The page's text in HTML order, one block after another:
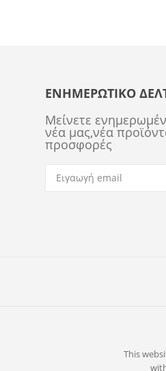
ΕΝΗΜΕΡΩΤΙΚΌ
Μείνετε
νέα μας,νέα
προσφορές
This